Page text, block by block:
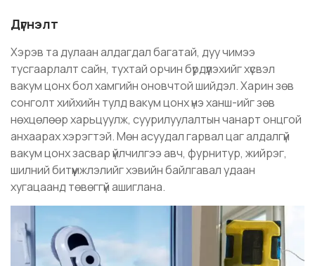
Дүгнэлт
Хэрэв та дулаан алдагдал багатай, дуу чимээ
тусгаарлалт сайн, тухтай орчин бүрдүүлэхийг хүсвэл
вакум цонх бол хамгийн оновчтой шийдэл. Харин зөв
сонголт хийхийн тулд вакум цонх үнэ ханш-ийг зөв
нөхцөлөөр харьцуулж, суурилуулалтын чанарт онцгой
анхаарах хэрэгтэй. Мөн асуудал гарвал цаг алдалгүй
вакум цонх засвар үйлчилгээ авч, фурнитур, жийрэг,
шилний битүүмжлэлийг хэвийн байлгавал удаан
хугацаанд төвөггүй ашиглана.